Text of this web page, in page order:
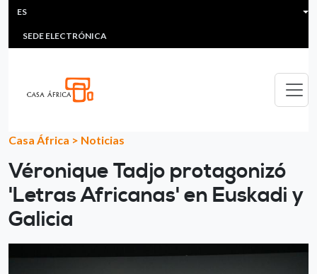
Pasar al contenido principal
HEADER MENU
MULTIMEDIA
SEDE ELECTRÓNICA
ES
Casa África > Noticias
Véronique Tadjo protagonizó
'Letras Africanas' en Euskadi y
Galicia